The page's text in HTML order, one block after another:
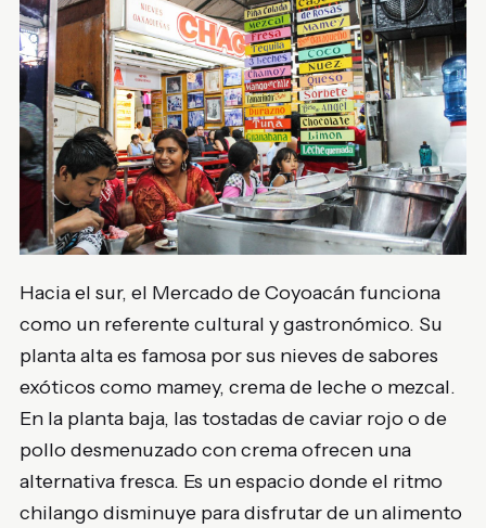
Hacia el sur, el Mercado de Coyoacán funciona
como un referente cultural y gastronómico. Su
planta alta es famosa por sus nieves de sabores
exóticos como mamey, crema de leche o mezcal.
En la planta baja, las tostadas de caviar rojo o de
pollo desmenuzado con crema ofrecen una
alternativa fresca. Es un espacio donde el ritmo
chilango disminuye para disfrutar de un alimento